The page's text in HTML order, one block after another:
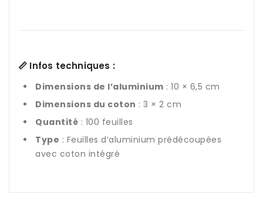
📏 Infos techniques :
Dimensions de l’aluminium : 10 × 6,5 cm
Dimensions du coton : 3 × 2 cm
Quantité : 100 feuilles
Type : Feuilles d’aluminium prédécoupées
avec coton intégré